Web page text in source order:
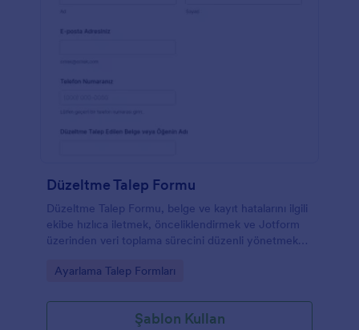
Düzeltme Talep Formu
Düzeltme Talep Formu, belge ve kayıt hatalarını ilgili
ekibe hızlıca iletmek, önceliklendirmek ve Jotform
üzerinden veri toplama sürecini düzenli yönetmek
Go to Category:
Ayarlama Talep Formları
Şablon Kullan